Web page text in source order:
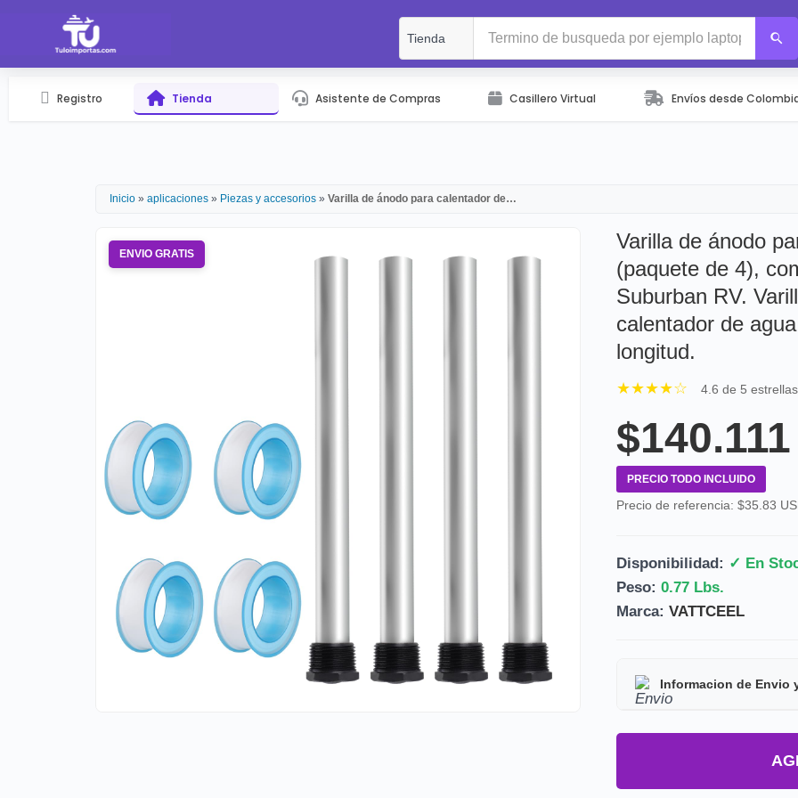
Registro Tienda Asistente de Compras Casillero Virtual Envíos desde
Inicio » aplicaciones » Piezas y accesorios » Varilla de ánodo para calentador de…
ENVIO GRATIS
Varilla de ánodo
(paquete de 4),
Suburban RV.
calentador de
longitud.
★★★★☆ 4.6 de 5
$140.111
PRECIO TODO INCLUIDO
Precio de referencia: $35.83
Disponibilidad: ✓ En
Peso: 0.77 Lbs.
Marca: VATTCEEL
Informacion de Envio
Tipo de producto:
Tiempo de entrega:
Precio final:Incluye